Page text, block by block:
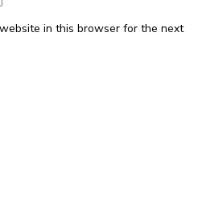
in this browser for the next